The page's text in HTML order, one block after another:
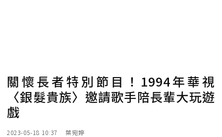
關懷長者特別節目！1994年華視
〈銀髮貴族〉邀請歌手陪長輩大玩遊
戲
2023-05-18 10:37 葉宛婷